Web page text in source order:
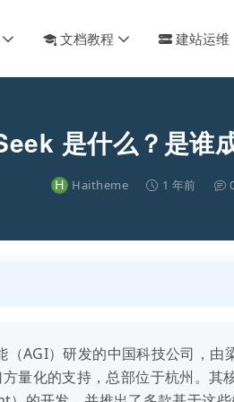
文档教程 建站运维
是什么？是谁
H Haitheme 1 年前
AGI）研发的中国科技公司，由
量化的支持，总部位于杭州。其